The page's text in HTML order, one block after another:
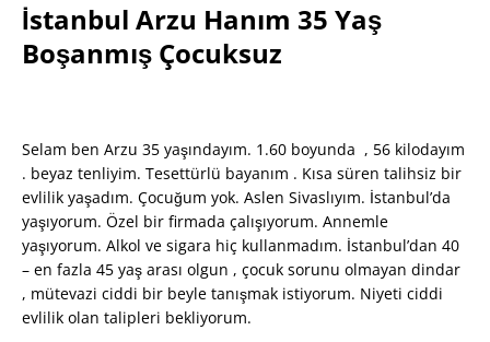
İstanbul Arzu Hanım 35 Yaş
Boşanmış Çocuksuz
Selam ben Arzu 35 yaşındayım. 1.60 boyunda , 56 kilodayım
. beyaz tenliyim. Tesettürlü bayanım . Kısa süren talihsiz bir
evlilik yaşadım. Çocuğum yok. Aslen Sivaslıyım. İstanbul’da
yaşıyorum. Özel bir firmada çalışıyorum. Annemle
yaşıyorum. Alkol ve sigara hiç kullanmadım. İstanbul’dan 40
– en fazla 45 yaş arası olgun , çocuk sorunu olmayan dindar
, mütevazi ciddi bir beyle tanışmak istiyorum. Niyeti ciddi
evlilik olan talipleri bekliyorum.